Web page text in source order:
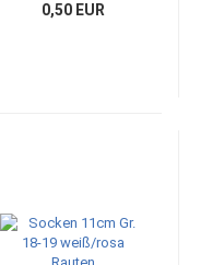
0,50 EUR